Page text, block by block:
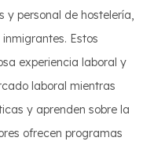
y personal de hostelería,
Estos
experiencia laboral y
laboral mientras
y aprenden sobre la
ofrecen programas